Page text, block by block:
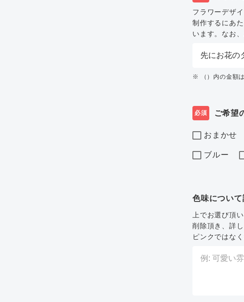
フラワーデザ
制作するにあ
います。なお
※ （）内の金額
必須 ご希望
おまかせ
ブルー
色味について
上でお選び頂
削除頂き、詳
ピンクではな